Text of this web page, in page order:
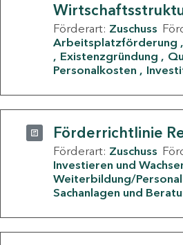
Förderart: Zuschuss
Arbeitsplatzförderung
Existenzgründung
Personalkosten
Förderrichtlinie
Förderart: Zuschuss
Investieren und
Weiterbildung/Personal
Sachanlagen und